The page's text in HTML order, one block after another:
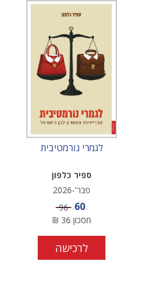
לגמרי נורמטיבית
ספיר כלפון
פבר'-2026
מחיר מבצע
60 מחיר
96
חסכון 36
₪
לרכישה